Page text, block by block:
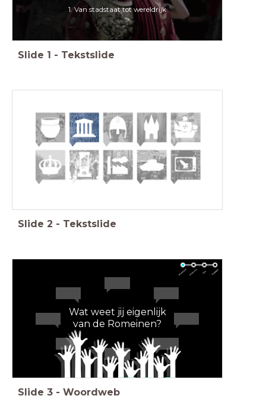
1. Van stadstaat tot wereldrijk
Slide 1 - Tekstslide
Slide 2 - Tekstslide
Wat weet jij eigenlijk
van de Romeinen?
Slide 3 - Woordweb